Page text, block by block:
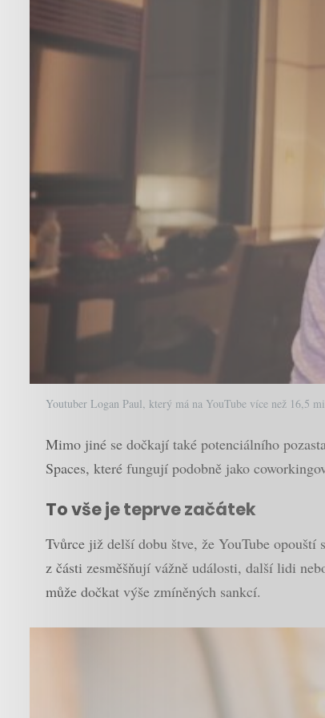
Youtuber Logan Paul, který má na YouTube více než 16,5
Mimo jiné se dočkají také potenciálního
Spaces, které fungují podobně jako
To vše je teprve začátek
Tvůrce již delší dobu štve, že YouTube
z části zesměšňují vážně události, další lidi
může dočkat výše zmíněných sankcí.